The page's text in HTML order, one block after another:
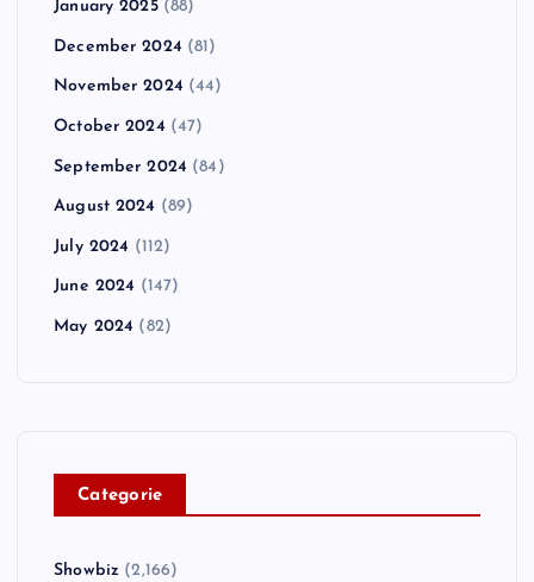
January 2025(88)
December 2024 (81)
November 2024 (44)
October 2024 (47)
September 2024 (84)
August 2024 (89)
July 2024 (112)
June 2024 (147)
May 2024 (82)
Categorie
Showbiz (2,166)